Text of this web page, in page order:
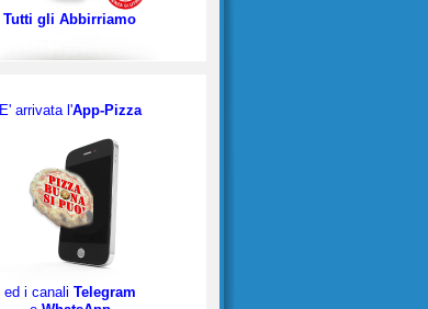
Tutti gli Abbirriamo
E' arrivata l'App-Pizza
ed i canali Telegram